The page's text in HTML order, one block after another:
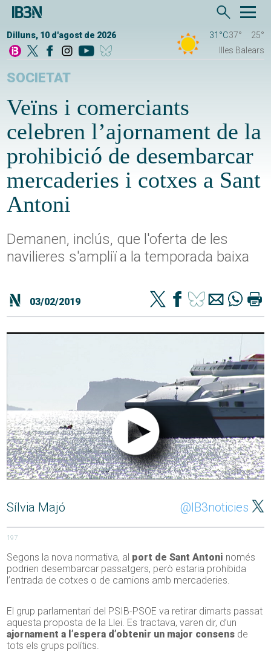
Dilluns, 10 d'agost de 2026 31°C37°
25°
Illes Balears
SOCIETAT
Veïns i comerciants
celebren l’ajornament de la
prohibició de desembarcar
mercaderies i cotxes a Sant
Antoni
Demanen, inclús, que l'oferta de les
navilieres s'ampliï a la temporada baixa
03/02/2019
Sílvia Majó @IB3noticies
197
Segons la nova normativa, al port de Sant Antoni només
podrien desembarcar passatgers, però estaria prohibida
l’entrada de cotxes o de camions amb mercaderies.
El grup parlamentari del PSIB-PSOE va retirar dimarts passat
aquesta proposta de la Llei. Es tractava, varen dir, d’un
ajornament a l’espera d’obtenir un major consens de
tots els grups polítics.